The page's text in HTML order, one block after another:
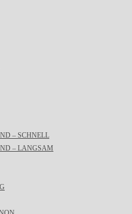
– SCHNELL
– LANGSAM